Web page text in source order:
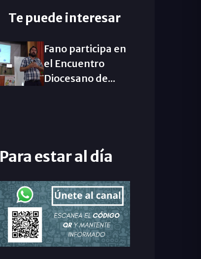
Te puede interesar
Fano participa en
el Encuentro
Diocesano de...
Para estar al día